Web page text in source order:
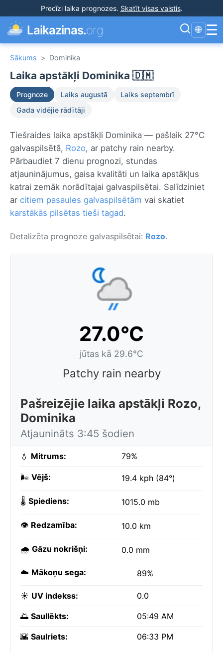
Precīzi laika prognozes. Skatīt visas valstis.
Laikazinas.org 🌐 ☰
Sākums > Dominika
Laika apstākļi Dominika 🇩🇲
Prognoze Laiks augustā
Laiks septembrī
Gada vidējie rādītāji
Tiešraides laika apstākļi Dominika — pašlaik 27°C
galvaspilsētā, Rozo, ar patchy rain nearby.
Pārbaudiet 7 dienu prognozi, stundas
atjauninājumus, gaisa kvalitāti un laika apstākļus
katrai zemāk norādītajai galvaspilsētai. Salīdziniet
ar citiem pasaules galvaspilsētām vai skatiet
karstākās pilsētas tieši tagad.
Detalizēta prognoze galvaspilsētai: Rozo.
27.0°C
jūtas kā 29.6°C
Patchy rain nearby
Pašreizējie laika apstākļi Rozo,
Dominika
Atjaunināts 3:45 šodien
💧 Mitrums: 79%
🌬️ Vējš: 19.4 kph (84°)
🌡️ Spiediens: 1015.0 mb
👁️ Redzamība: 10.0 km
🌧️ Gāzu nokrišņi: 0.0 mm
☁️ Mākoņu sega: 89%
☀️ UV indekss: 0.0
🌅 Saullēkts: 05:49 AM
🌇 Saulriets: 06:33 PM